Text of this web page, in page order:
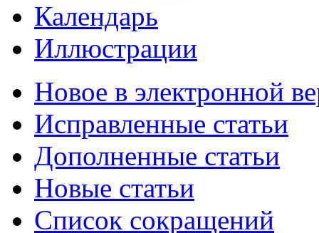
Календарь
Иллюстрации
Новое в электронной
Исправленные статьи
Дополненные статьи
Новые статьи
Список сокращений